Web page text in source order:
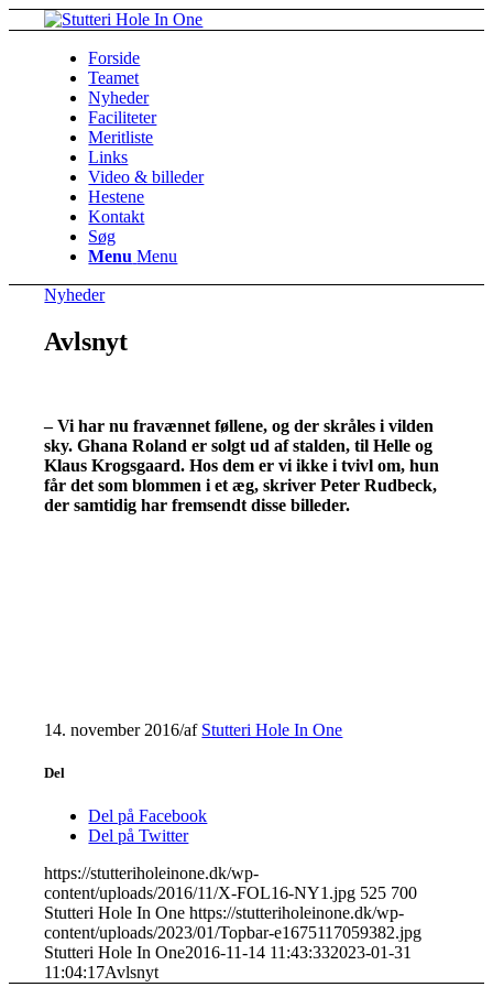
Forside
Teamet
Nyheder
Faciliteter
Meritliste
Links
Video & billeder
Hestene
Kontakt
Søg
Menu Menu
Nyheder
Avlsnyt
– Vi har nu fravænnet føllene, og der skråles i vilden
sky. Ghana Roland er solgt ud af stalden, til Helle og
Klaus Krogsgaard. Hos dem er vi ikke i tvivl om, hun
får det som blommen i et æg, skriver Peter Rudbeck,
der samtidig har fremsendt disse billeder.
14. november 2016/af Stutteri Hole In One
Del
Del på Facebook
Del på Twitter
https://stutteriholeinone.dk/wp-
content/uploads/2016/11/X-FOL16-NY1.jpg 525 700
Stutteri Hole In One https://stutteriholeinone.dk/wp-
content/uploads/2023/01/Topbar-e1675117059382.jpg
Stutteri Hole In One2016-11-14 11:43:332023-01-31
11:04:17Avlsnyt